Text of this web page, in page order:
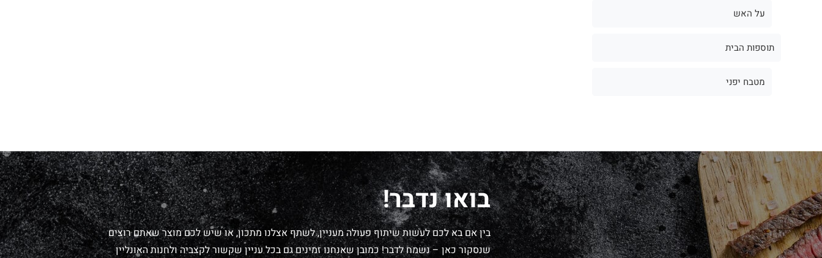
על האש
תוספות הבית
מטבח יפני
בואו נדבר!
בין אם בא לכם לעשות שיתוף פעולה מעניין, לשתף אצלנו מתכון, או שיש לכם מוצר שאתם רוצים
שנסקור כאן – נשמח לדבר! כמובן שאנחנו זמינים גם בכל עניין שקשור לקצביה ולחנות האונליין